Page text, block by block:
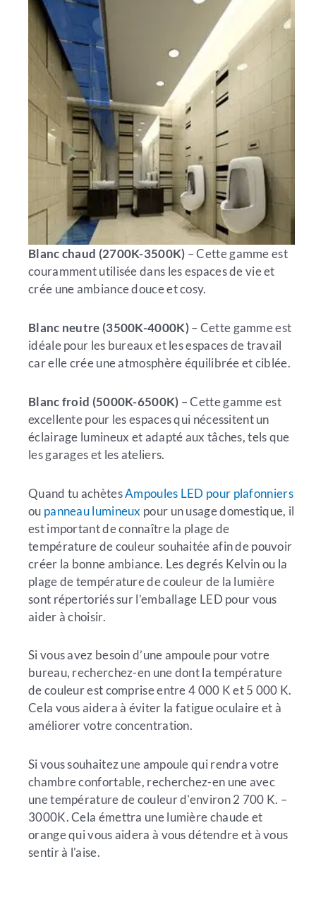
Blanc chaud (2700K-3500K) – Cette gamme est
couramment utilisée dans les espaces de vie et
crée une ambiance douce et cosy.
Blanc neutre (3500K-4000K)– Cette gamme est
idéale pour les bureaux et les espaces de travail
car elle crée une atmosphère équilibrée et ciblée.
Blanc froid (5000K-6500K) – Cette gamme est
excellente pour les espaces qui nécessitent un
éclairage lumineux et adapté aux tâches, tels que
les garages et les ateliers.
Quand tu achètesAmpoules LED pour plafonniers
ou panneau lumineux pour un usage domestique, il
est important de connaître la plage de
température de couleur souhaitée afin de pouvoir
créer la bonne ambiance. Les degrés Kelvin ou la
plage de température de couleur de la lumière
sont répertoriés sur l’emballage LED pour vous
aider à choisir.
Si vous avez besoin d’une ampoule pour votre
bureau, recherchez-en une dont la température
de couleur est comprise entre 4 000 K et 5 000 K.
Cela vous aidera à éviter la fatigue oculaire et à
améliorer votre concentration.
Si vous souhaitez une ampoule qui rendra votre
chambre confortable, recherchez-en une avec
une température de couleur d'environ 2 700 K. –
3000K. Cela émettra une lumière chaude et
orange qui vous aidera à vous détendre et à vous
sentir à l'aise.